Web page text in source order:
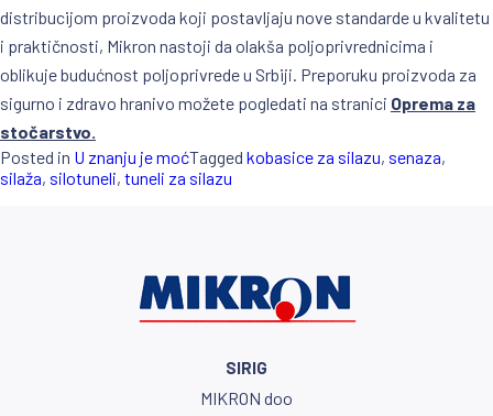
distribucijom proizvoda koji postavljaju nove standarde u kvalitetu
i praktičnosti, Mikron nastoji da olakša poljoprivrednicima i
oblikuje budućnost poljoprivrede u Srbiji. Preporuku proizvoda za
sigurno i zdravo hranivo možete pogledati na stranici Oprema za
stočarstvo.
Posted in U znanju je moćTagged kobasice za silazu, senaza,
silaža, silotuneli, tuneli za silazu
SIRIG
MIKRON doo